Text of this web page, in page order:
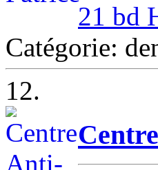
21 bd
Catégorie:
12.